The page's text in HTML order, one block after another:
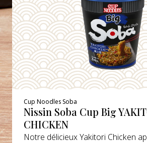
Cup Noodles Soba
Nissin Soba Cup Big
CHICKEN
Notre délicieux Yakitori Chicken